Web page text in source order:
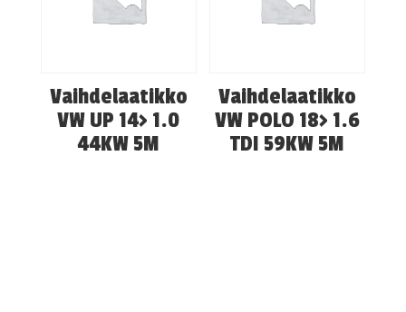
Vaihdelaatikko
VW UP 14> 1.0
44KW 5M
Vaihdelaatikko
VW POLO 18> 1.6
TDI 59KW 5M